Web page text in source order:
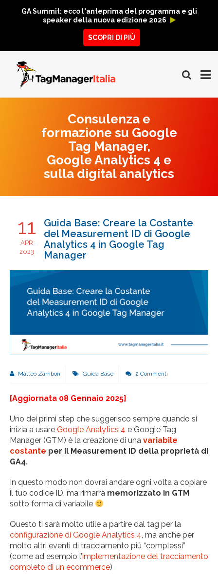
GA Summit: ecco l'anteprima del programma e gli
speaker della nuova edizione 2026
SCOPRI DI PIÙ
Consulenza e
formazione su Google
Tag Manager,
Google Analytics 4 e
sulla digital analytics
11
APR
2023
Guida Base: Creare la Costante
del Measurement ID di Google
Analytics 4 in Google Tag
Manager
Matteo Zambon Guida Base 2 Commenti
[Aggiornata 08 Gennaio 2025]
Uno dei primi step che suggerisco sempre quando si
inizia a usare Google Analytics 4 e Google Tag
Manager (GTM) è la creazione di una variabile
costante per il Measurement ID della proprietà di
GA4.
In questo modo non dovrai andare ogni volta a copiare
il tuo codice ID, ma rimarrà memorizzato in GTM
sotto forma di variabile
Questo ti sarà molto utile a partire dal tag per la
configurazione di Google Analytics 4, ma anche per
molto altri eventi di tracciamento più “complessi”
(come ad esempio l’implementazione del tracciamento
completo di un ecommerce)